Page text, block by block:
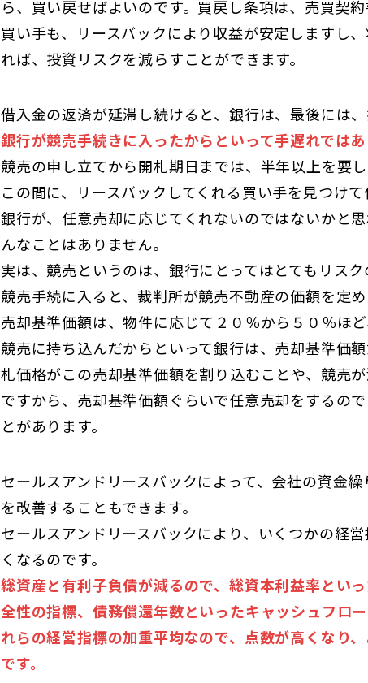
ら、買い戻せばよいのです。買戻し条項は、売買契
買い手も、リースバックにより収益が安定しますし
れば、投資リスクを減らすことができます。
借入金の返済が延滞し続けると、銀行は、最後には
銀行が競売手続きに入ったからといって手遅れでは
競売の申し立てから開札期日までは、半年以上を要
この間に、リースバックしてくれる買い手を見つけ
銀行が、任意売却に応じてくれないのではないかと
んなことはありません。
実は、競売というのは、銀行にとってはとてもリス
競売手続に入ると、裁判所が競売不動産の価額を定
売却基準価額は、物件に応じて２０％から５０％ほ
競売に持ち込んだからといって銀行は、売却基準価
札価格がこの売却基準価額を割り込むことや、競売
ですから、売却基準価額ぐらいで任意売却をするの
とがあります。
セールスアンドリースバックによって、会社の資金
を改善することもできます。
セールスアンドリースバックにより、いくつかの経
くなるのです。
総資産と有利子負債が減るので、総資本利益率とい
全性の指標、債務償還年数といったキャッシュフロ
れらの経営指標の加重平均なので、点数が高くなり
です。